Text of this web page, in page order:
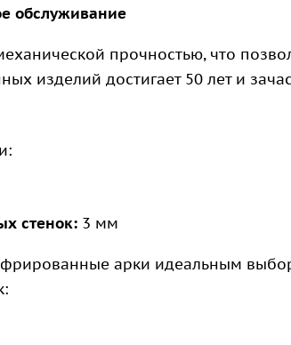
обслуживание
прочностью, что
изделий достигает 50 лет и
стенок: 3 мм
арки идеальным